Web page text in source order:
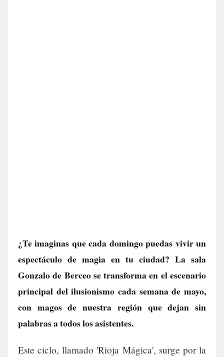
¿Te imaginas que cada domingo puedas vivir un
espectáculo de magia en tu ciudad? La sala
Gonzalo de Berceo se transforma en el escenario
principal del ilusionismo cada semana de mayo,
con magos de nuestra región que dejan sin
palabras a todos los asistentes.
Este ciclo, llamado 'Rioja Mágica', surge por la